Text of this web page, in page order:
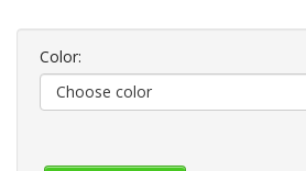
Color: